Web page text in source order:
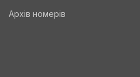
Архів номерів